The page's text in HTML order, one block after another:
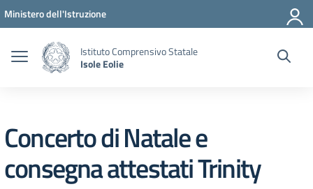
Vai ai contenuti
Vai al menu di navigazione
Vai al footer
Ministero dell'Istruzione
Istituto Comprensivo Statale
Isole Eolie
Concerto di Natale e
consegna attestati Trinity